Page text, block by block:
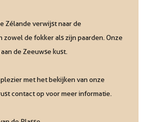
Zélande verwijst naar de
zowel de fokker als zijn paarden. Onze
de Zeeuwse kust.
met het bekijken van onze
contact op voor meer informatie.